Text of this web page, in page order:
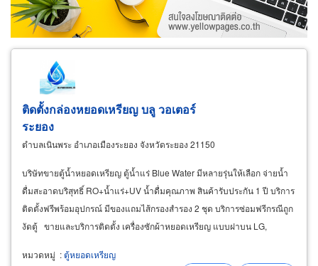
ขายส่ง ขายปลีก ผู้ผลิต
ตัวแทนจัดจำหน่าย
ผู้ส่งออก/นำเข้า
ธุรกิจบริการ
ติดตั้งกล่องหยอดเหรียญ บลู วอเตอร์
ระยอง
ตำบลเนินพระ อำเภอเมืองระยอง จังหวัดระยอง 21150
บริษัทขายตู้น้ำหยอดเหรียญ ตู้น้ำแร่ Blue Water มีหลายรุ่นให้เลือก จ่ายน้ำ
ดื่มสะอาดบริสุทธิ์ RO+น้ำแร่+UV น้ำดื่มคุณภาพ สินค้ารับประกัน 1 ปี บริการ
ติดตั้งฟรีพร้อมอุปกรณ์ มีของแถมไส้กรองสำรอง 2 ชุด บริการซ่อมฟรีกรณีถูก
งัดตู้ ขายและบริการติดตั้ง เครื่องซักผ้าหยอดเหรียญ แบบฝาบน LG,
หมวดหมู่ :ตู้หยอดเหรียญ